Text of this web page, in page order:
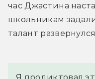
час Джастина
школьникам
талант
Я продиктовал